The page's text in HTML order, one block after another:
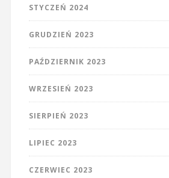
STYCZEŃ 2024
GRUDZIEŃ 2023
PAŹDZIERNIK 2023
WRZESIEŃ 2023
SIERPIEŃ 2023
LIPIEC 2023
CZERWIEC 2023